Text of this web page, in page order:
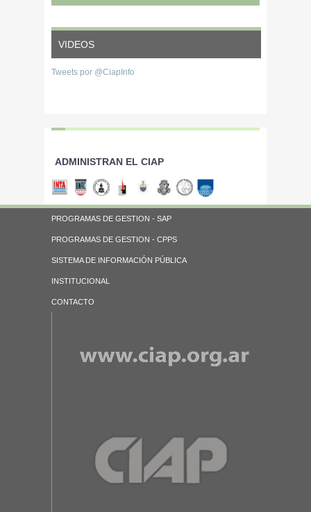
VIDEOS
Tweets por @CiapInfo
ADMINISTRAN EL CIAP
PROGRAMAS DE GESTION - SAP
PROGRAMAS DE GESTION - CPPS
SISTEMA DE INFORMACIÓN PÚBLICA
INSTITUCIONAL
CONTACTO